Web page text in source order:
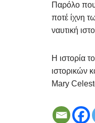
Παρόλο που
ποτέ ίχνη
ναυτική
Η ιστορία
ιστορικών
Mary